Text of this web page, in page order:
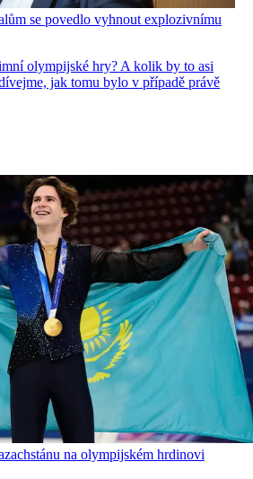
se povedlo vyhnout explozivnímu
olympijské hry? A kolik by to asi
jak tomu bylo v případě právě
na olympijském hrdinovi